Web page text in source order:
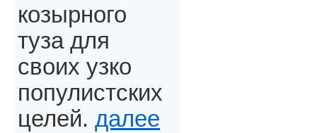
козырного
туза для
своих узко
популистских
целей. далее